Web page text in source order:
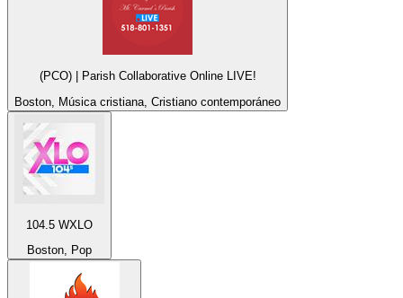
(PCO) | Parish Collaborative Online LIVE!
Boston, Música cristiana, Cristiano contemporáneo
104.5 WXLO
Boston, Pop